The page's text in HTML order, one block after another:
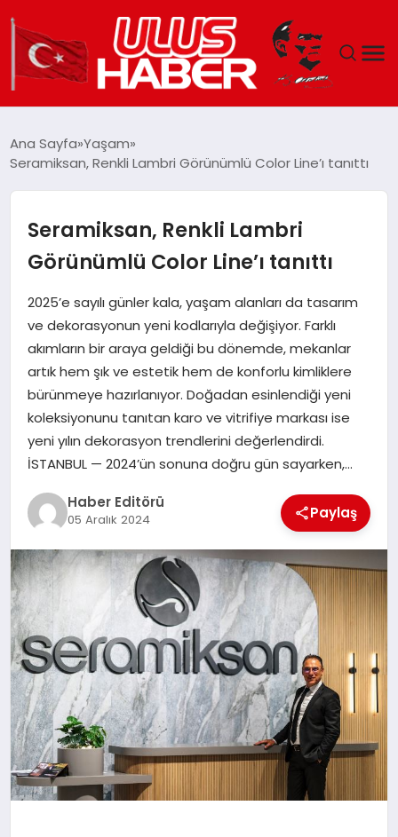
EKONOMI
SIYASET
TEKNOLOJI
SPOR
YAŞAM
Ana Sayfa Yaşam
Seramiksan, Renkli Lambri Görünümlü Color Line’ı tanıttı
Seramiksan, Renkli Lambri
Görünümlü Color Line’ı tanıttı
2025’e sayılı günler kala, yaşam alanları da tasarım
ve dekorasyonun yeni kodlarıyla değişiyor. Farklı
akımların bir araya geldiği bu dönemde, mekanlar
artık hem şık ve estetik hem de konforlu kimliklere
bürünmeye hazırlanıyor. Doğadan esinlendiği yeni
koleksiyonunu tanıtan karo ve vitrifiye markası ise
yeni yılın dekorasyon trendlerini değerlendirdi.
İSTANBUL — 2024’ün sonuna doğru gün sayarken,…
Haber Editörü
05 Aralık 2024 Paylaş